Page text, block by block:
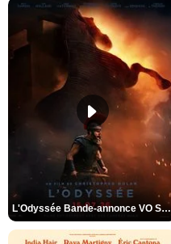
L'Odyssée Bande-annonce VO STFR